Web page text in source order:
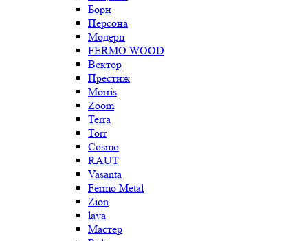
Борн
Персона
Модерн
FERMO WOOD
Вектор
Престиж
Morris
Zoom
Terra
Torr
Cosmo
RAUT
Vasanta
Fermo Metal
Zion
lava
Мастер